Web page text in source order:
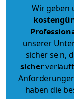
Wir geben
unserer
sicher sein,
sicher
haben die